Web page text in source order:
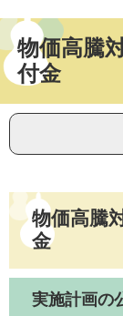
物価高騰
付金
物価高騰
金
実施計画の